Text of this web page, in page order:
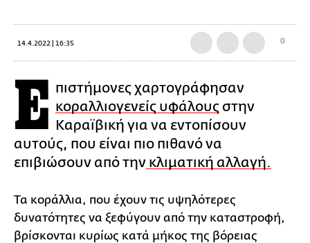
14.4.2022 | 16:35 0
E πιστήμονες χαρτογράφησαν
κοραλλιογενείς υφάλους στην
Καραϊβική για να εντοπίσουν
αυτούς, που είναι πιο πιθανό να
επιβιώσουν από την κλιματική αλλαγή.
Τα κοράλλια, που έχουν τις υψηλότερες
δυνατότητες να ξεφύγουν από την καταστροφή,
βρίσκονται κυρίως κατά μήκος της βόρειας